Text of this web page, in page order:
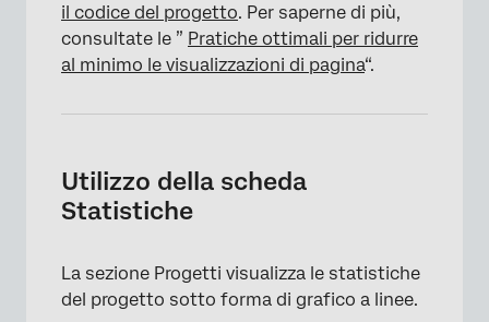
il codice del progetto. Per saperne di più,
consultate le ” Pratiche ottimali per ridurre
al minimo le visualizzazioni di pagina“.
Utilizzo della scheda
Statistiche
La sezione Progetti visualizza le statistiche
del progetto sotto forma di grafico a linee.